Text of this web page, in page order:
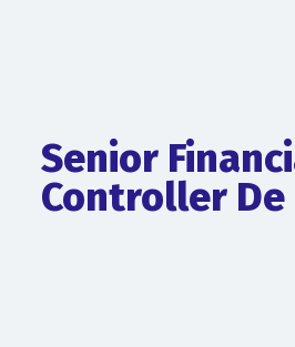
Senior
Controller De